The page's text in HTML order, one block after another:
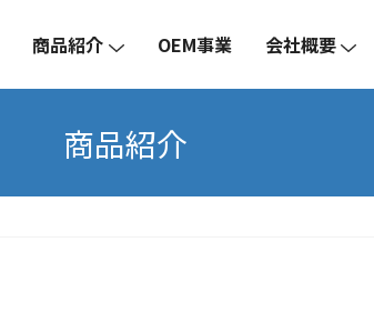
商品紹介 OEM事業 会社概要
商品紹介